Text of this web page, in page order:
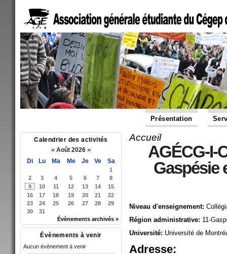
Présentation
Calendrier des activités
« Août 2026 »
Di Lu Ma Me Je Ve Sa
1
2
3 4 5 6 7
8
9
10 11 12 13 14
15
16
17 18 19 20 21
22
23
24 25 26 27 28
29
30
31
Évènements archivés »
Évènements à venir
Aucun évènement à venir
Vous êtes ici
Accueil
AGÉCG-I-
Gaspésie
Niveau d'enseignement:
Région administrative: 11-
Université: Université de
Adresse: